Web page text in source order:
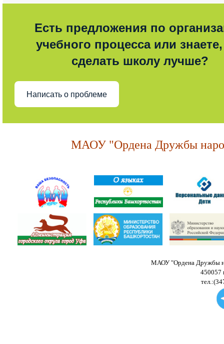
Есть предложения по
учебного процесса или знаете,
сделать школу лучше?
Написать о проблеме
МАОУ "Ордена Дружбы
МАОУ "Ордена Дружбы
450057